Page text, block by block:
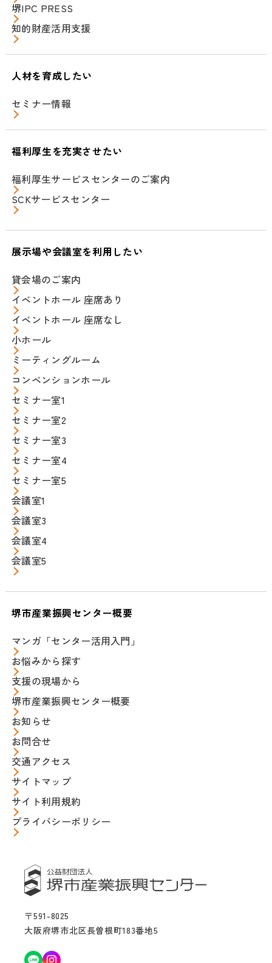
〒591-8025
大阪府堺市北区長曽根町183番地5
堺IPC PRESS
知的財産活用支援
人材を育成したい
セミナー情報
福利厚生を充実させたい
福利厚生サービスセンターのご案内
SCKサービスセンター
展示場や会議室を利用したい
貸会場のご案内
イベントホール 座席あり
イベントホール 座席なし
小ホール
ミーティングルーム
コンベンションホール
セミナー室1
セミナー室2
セミナー室3
セミナー室4
セミナー室5
会議室1
会議室3
会議室4
会議室5
堺市産業振興センター概要
マンガ「センター活用入門」
お悩みから探す
支援の現場から
堺市産業振興センター概要
お知らせ
お問合せ
交通アクセス
サイトマップ
サイト利用規約
プライバシーポリシー